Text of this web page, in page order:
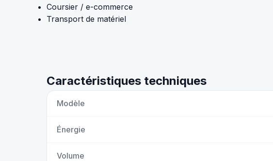
Coursier / e-commerce
Transport de matériel
Caractéristiques techniques
Modèle
Énergie
Volume